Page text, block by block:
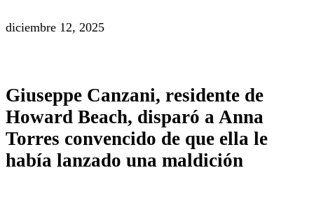
diciembre 12, 2025
Giuseppe Canzani, residente de
Howard Beach, disparó a Anna
Torres convencido de que ella le
había lanzado una maldición